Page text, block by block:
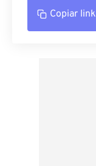
Copiar link